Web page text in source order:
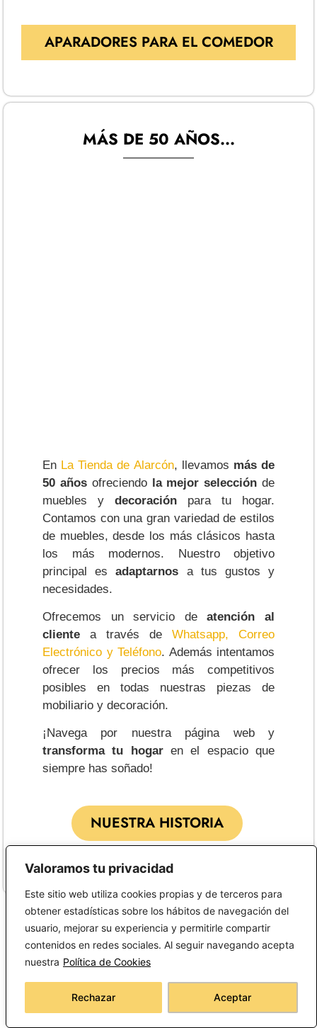
Valoramos tu privacidad
Este sitio web utiliza cookies propias y de terceros para
obtener estadísticas sobre los hábitos de navegación del
usuario, mejorar su experiencia y permitirle compartir
contenidos en redes sociales. Al seguir navegando acepta
nuestra Política de Cookies
Rechazar Aceptar
APARADORES PARA EL COMEDOR
MÁS DE 50 AÑOS...
En La Tienda de Alarcón, llevamos más de
50 años ofreciendola mejor selección de
muebles y decoración para tu hogar.
Contamos con una gran variedad de estilos
de muebles, desde los más clásicos hasta
los más modernos. Nuestro objetivo
principal esadaptarnos a tus gustos y
necesidades.
Ofrecemos un servicio deatención al
cliente a través de Whatsapp, Correo
Electrónico y Teléfono. Además intentamos
ofrecer los precios más competitivos
posibles en todas nuestras piezas de
mobiliario y decoración.
¡Navega por nuestra página web y
transforma tu hogaren el espacio que
siempre has soñado!
NUESTRA HISTORIA
¿NECESITAS AYUDA?